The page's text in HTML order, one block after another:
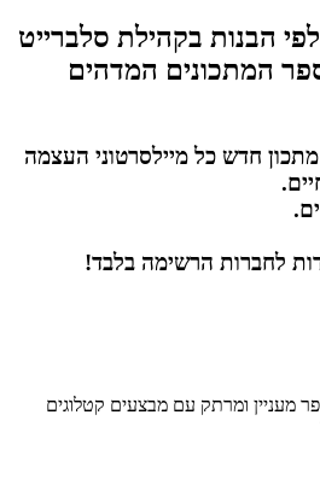
הבנות בקהילת סלברייט
המתכונים המדהים
חדש כל מיילסרטוני העצמה
לחברות הרשימה בלבד!
מעניין ומרתק עם מבצעים קטלוגים